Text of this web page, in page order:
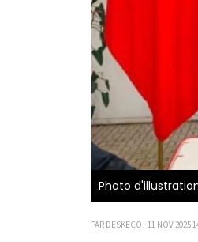
Photo
PAR DESKECO - 11 NOV 2025